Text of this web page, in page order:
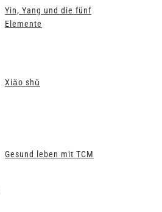
Yin, Yang und die fünf
Elemente
Xiǎo shǔ
Gesund leben mit TCM